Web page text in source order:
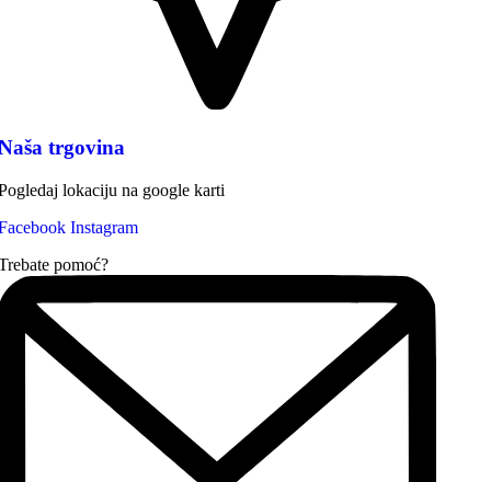
trgovina
lokaciju na google karti
Instagram
pomoć?